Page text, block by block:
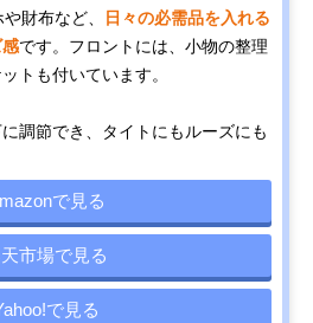
財布など、
日々の必需品を入れる
です。フロントには、小物の整理
トも付いています。
調節でき、タイトにもルーズにも
で見る
市場で見る
で見る